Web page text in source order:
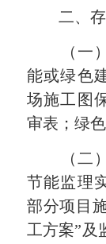
二、
（一
能或绿色
场施工图
审表；绿
（二
节能监理
部分项目
工方案”及